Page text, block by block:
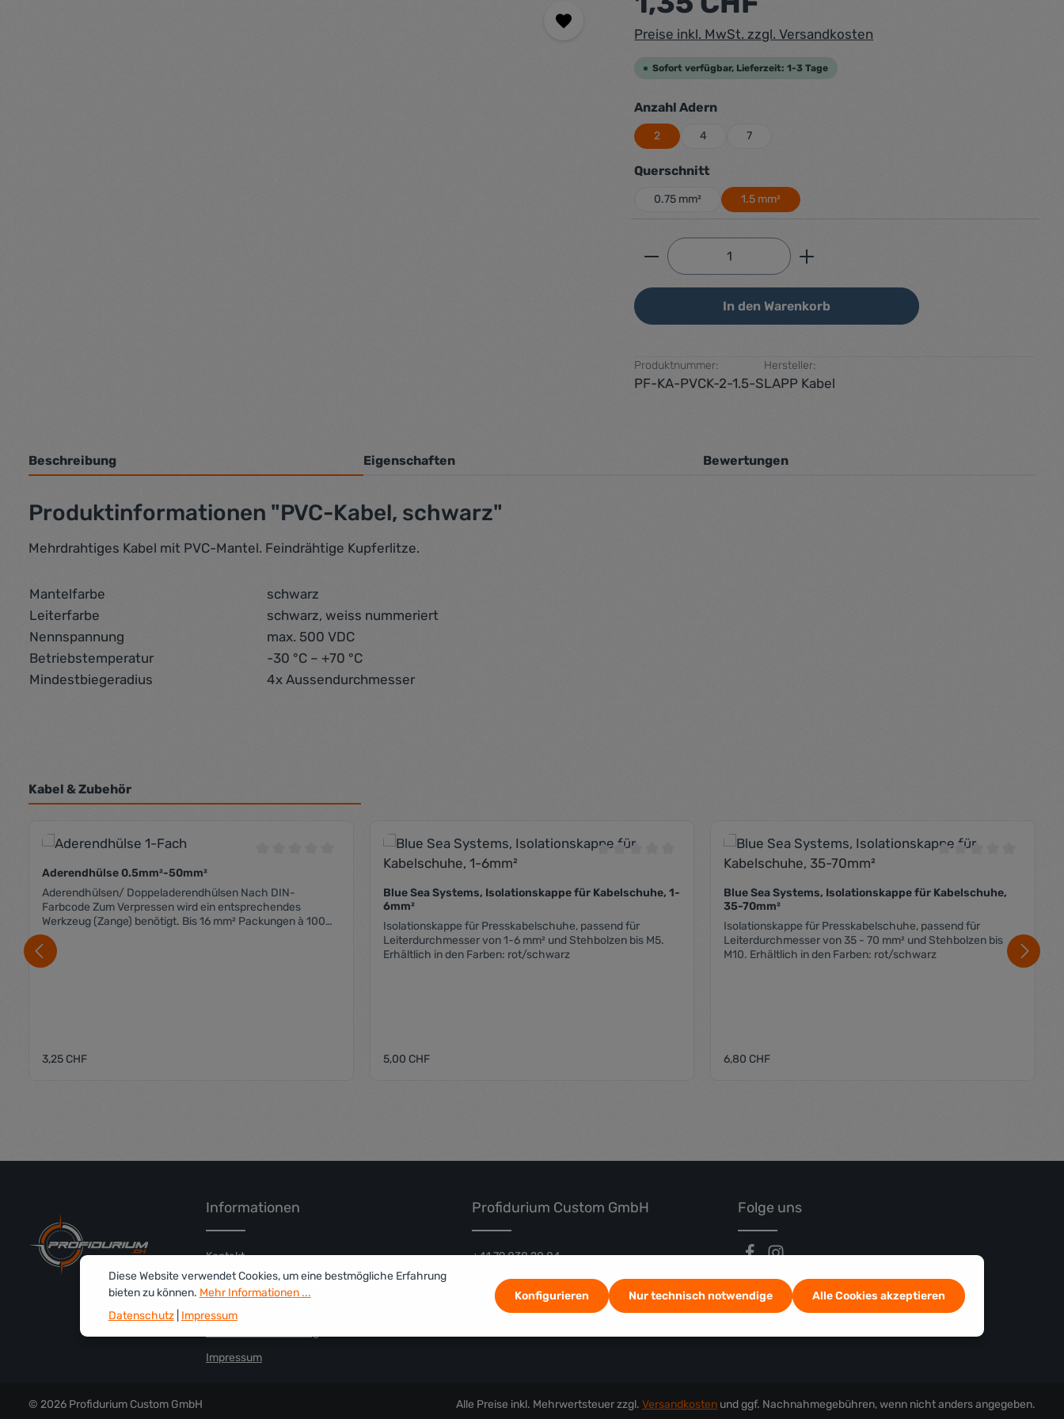
Preise inkl. MwSt. zzgl. Versandkosten
Sofort verfügbar, Lieferzeit: 1-3 Tage
Anzahl Adernauswählen
2 4 7
Querschnittauswählen
0.75 mm² 1.5 mm²
Produkt Anzahl: Gib den gewünschten Wert
In den Warenkorb
Produktnummer:
PF-KA-PVCK-2-1.5-S
Hersteller:
LAPP Kabel
Beschreibung Eigenschaften Bewertungen
Produktinformationen "PVC-Kabel, schwarz"
Mehrdrahtiges Kabel mit PVC-Mantel. Feindrähtige Kupferlitze.
Mantelfarbe
schwarz
Leiterfarbe
schwarz, weiss nummeriert
Nennspannung
max. 500 VDC
Betriebstemperatur
-30 °C – +70 °C
Mindestbiegeradius
4x Aussendurchmesser
Kabel & Zubehör
Durchschnittliche Bewertung von 0 von 5 Sternen
Aderendhülse 0.5mm²-50mm²
Aderendhülsen/ Doppeladerendhülsen Nach DIN-
Farbcode Zum Verpressen wird ein entsprechendes
Werkzeug (Zange) benötigt. Bis 16 mm² Packungen à 100
Stk. Ab 25 mm² Packungen à 50 Stk.
Regulärer Preis:
3,25 CHF
Durchschnittliche Bewertung von 0 von 5 Sternen
Blue Sea Systems, Isolationskappe für Kabelschuhe, 1-
6mm²
Isolationskappe für Presskabelschuhe, passend für
Leiterdurchmesser von 1-6 mm² und Stehbolzen bis M5.
Erhältlich in den Farben: rot/schwarz
Regulärer Preis:
5,00 CHF
Blue Sea Systems, Isolationskappe für Kabelschuhe,
35-70mm²
Isolationskappe für Presskabelschuhe, passend für
Leiterdurchmesser von 35 - 70 mm² und Stehbolzen bis
M10. Erhältlich in den Farben: rot/schwarz
Regulärer Preis:
6,80 CHF
Informationen
Kontakt
Allgemeine Geschäftsbedingungen
Impressum
Profidurium Custom GmbH
+41 79 838 20 84
info@profidurium.ch
Folge uns
© 2026 Profidurium Custom GmbH Alle Preise inkl. Mehrwertsteuer zzgl. Versandkosten und ggf. Nachnahmegebühren, wenn nicht anders angegeben.
Diese Website verwendet Cookies, um eine bestmögliche Erfahrung
bieten zu können. Mehr Informationen ...
Datenschutz| Impressum
Nur technisch notwendige
Konfigurieren Alle Cookies akzeptieren